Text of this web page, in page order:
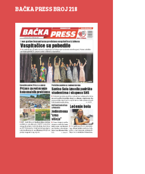
BAČKA PRESS BROJ 218